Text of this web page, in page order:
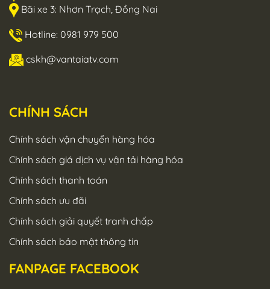
Bãi xe 3: Nhơn Trạch, Đồng Nai
Hotline: 0981 979 500
cskh@vantaiatv.com
CHÍNH SÁCH
Chính sách vận chuyển hàng hóa
Chính sách giá dịch vụ vận tải hàng hóa
Chính sách thanh toán
Chính sách ưu đãi
Chính sách giải quyết tranh chấp
Chính sách bảo mật thông tin
FANPAGE FACEBOOK